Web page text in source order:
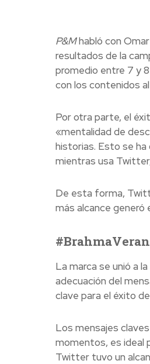
P&Mhabló con
resultados de la
promedio entre 7 y
con los contenidos
Por otra parte, el
«mentalidad de
historias. Esto se
mientras usa
De esta forma,
más alcance generó
La marca se unió a
adecuación del
clave para el éxito
Los mensajes
momentos, es ideal
Twitter tuvo un